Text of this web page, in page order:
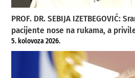
PROF. DR. SEBIJA IZETBEGOVIĆ:
pacijente nose na rukama, a
5. kolovoza 2026.